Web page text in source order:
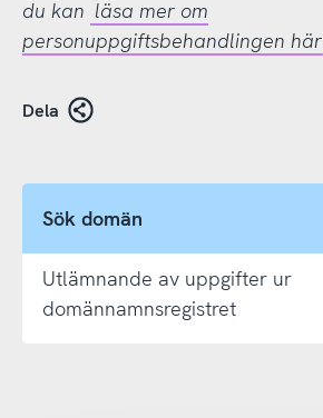
du kan läsa mer om
personuppgiftsbehandlingen här
Dela
Sök domän
Utlämnande av uppgifter ur
domännamnsregistret